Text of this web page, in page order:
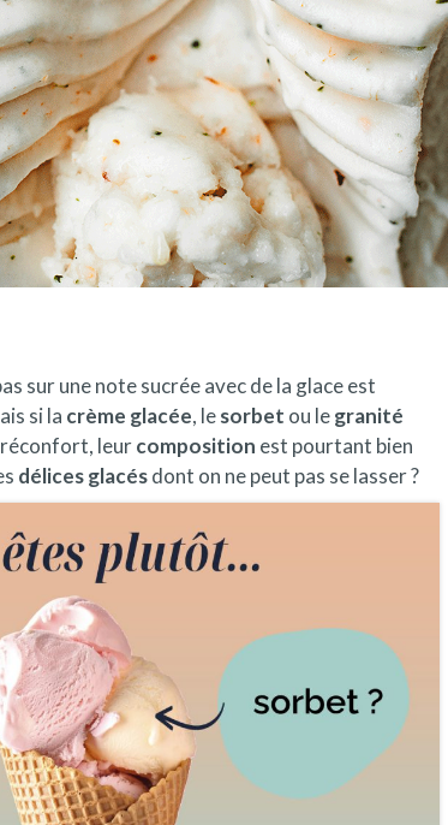
sur une note sucrée avec de la glace est
si la crème glacée, lesorbet ou legranité
leurcomposition est pourtant bien
délices glacésdont on ne peut pas se lasser?